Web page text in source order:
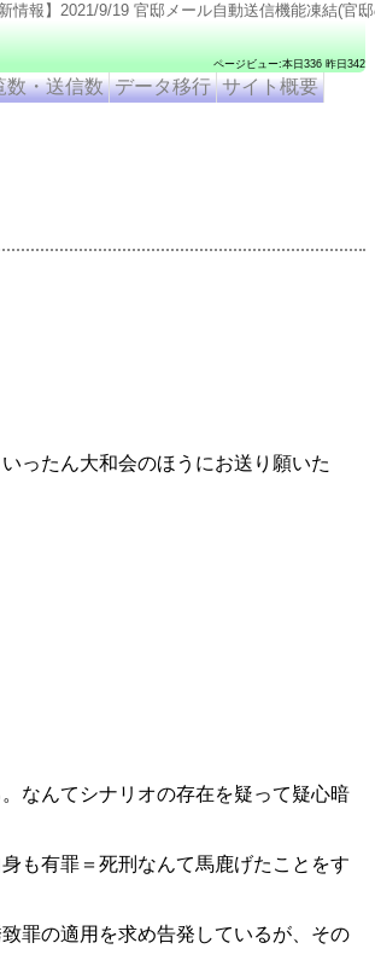
ページビュー:本日336 昨日342
数・送信数 データ移行 サイト概要
ったん大和会のほうにお送り願いた
なんてシナリオの存在を疑って疑心暗
も有罪＝死刑なんて馬鹿げたことをす
罪の適用を求め告発しているが、その
9/19 官邸メール自動送信機能凍結(官邸のページ